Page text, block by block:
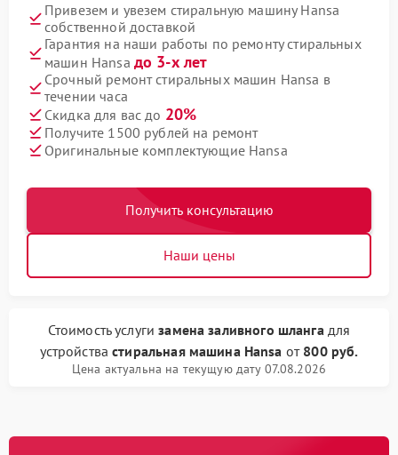
Привезем и увезем стиральную машину Hansa
собственной доставкой
Гарантия на наши работы по ремонту стиральных
машин Hansa до 3-х лет
Срочный ремонт стиральных машин Hansa в
течении часа
Скидка для вас до 20%
Получите 1500 рублей на ремонт
Оригинальные комплектующие Hansa
Получить консультацию
Наши цены
Стоимость услугизамена заливного шлангадля
устройствастиральная машина Hansa от 800 руб.
Цена актуальна на текущую дату 07.08.2026